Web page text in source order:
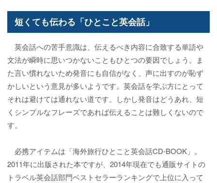
短くても伝わる「ひとこと英会話」
英会話への苦手意識は、伝えるべき内容に合致する単語や
文法が瞬時に思いつかないこともひとつの要因でしょう。ま
た言い慣れないため発音にも自信がなく、声に出すのが恥ず
かしいという意見が多いようです。英会話を学ぶ方にとって
それは避けては通れない道です。しかし発音はどうあれ、短
くシンプルなフレーズであれば伝えることは難しくないので
す。
必携アイテムは「海外旅行ひとこと英会話CD-BOOK」。
2011年に出版された本ですが、2014年現在でも通販サイトの
トラベル英会話部門ベストセラーランキングで上位に入って